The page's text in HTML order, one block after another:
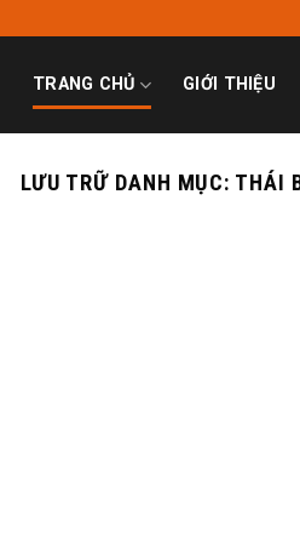
TRANG CHỦ GIỚI THIỆU
LƯU TRỮ DANH MỤC: THÁI